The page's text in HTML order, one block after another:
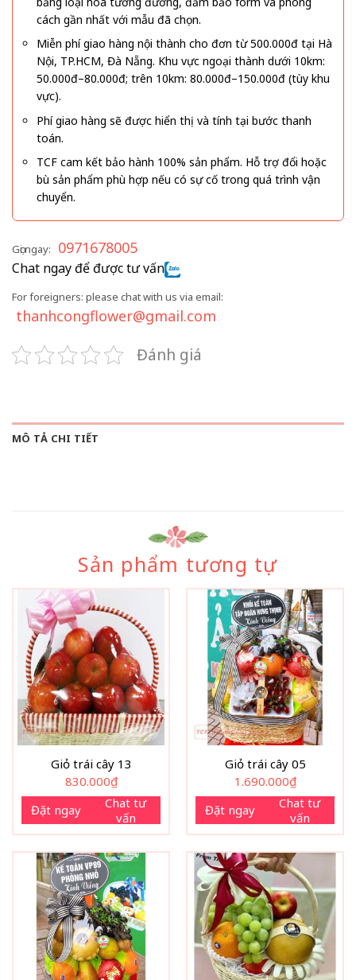
cách gần nhất với mẫu đã chọn.
Miễn phí giao hàng nội thành cho đơn từ 500.000đ tại Hà
Nội, TP.HCM, Đà Nẵng. Khu vực ngoại thành dưới 10km:
50.000đ–80.000đ; trên 10km: 80.000đ–150.000đ (tùy khu
vực).
Phí giao hàng sẽ được hiển thị và tính tại bước thanh
toán.
TCF cam kết bảo hành 100% sản phẩm. Hỗ trợ đổi hoặc
bù sản phẩm phù hợp nếu có sự cố trong quá trình vận
chuyển.
Gọi ngay: 0971678005
Chat ngay để được tư vấn
For foreigners: please chat with us via email:
thanhcongflower@gmail.com
Đánh giá
MÔ TẢ CHI TIẾT
Sản phẩm tương tự
Giỏ trái cây 13
830.000₫
Đặt ngay
Chat tư
vấn
Giỏ trái cây 05
1.690.000₫
Đặt ngay
Chat tư
vấn